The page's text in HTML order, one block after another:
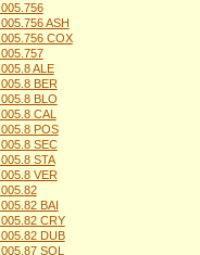
005.756
005.756 ASH
005.756 COX
005.757
005.8 ALE
005.8 BER
005.8 BLO
005.8 CAL
005.8 POS
005.8 SEC
005.8 STA
005.8 VER
005.82
005.82 BAI
005.82 CRY
005.82 DUB
005.87 SOL